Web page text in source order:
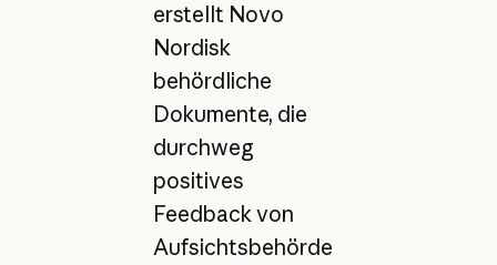
erstellt Novo
Nordisk
behördliche
Dokumente, die
durchweg
positives
Feedback von
Aufsichtsbehörde